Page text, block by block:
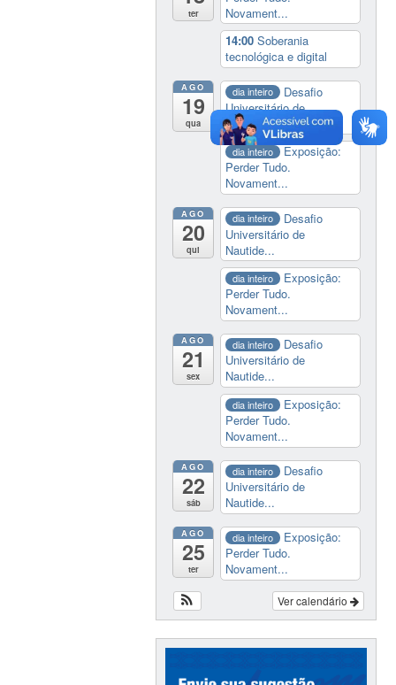
ter
Novament...
14:00Soberania
tecnológica e digital
AGO
19
qua
dia inteiro
Desafio
Universitário de
Nautide...
dia inteiro
Exposição:
Perder Tudo.
Novament...
AGO
20
qui
dia inteiro
Desafio
Universitário de
Nautide...
dia inteiro
Exposição:
Perder Tudo.
Novament...
AGO
21
sex
dia inteiro
Desafio
Universitário de
Nautide...
dia inteiro
Exposição:
Perder Tudo.
Novament...
AGO
22
sáb
dia inteiro
Desafio
Universitário de
Nautide...
AGO
25
ter
dia inteiro
Exposição:
Perder Tudo.
Novament...
Ver calendário